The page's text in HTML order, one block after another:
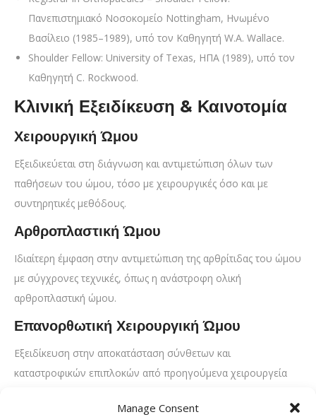
Manage Consent
Πανεπιστημιακό Νοσοκομείο Nottingham, Ηνωμένο
Βασίλειο (1985–1989), υπό τον Καθηγητή W.A. Wallace.
Shoulder Fellow: University of Texas, ΗΠΑ (1989), υπό τον
Καθηγητή C. Rockwood.
Κλινική Εξειδίκευση & Καινοτομία
Χειρουργική Ώμου
Εξειδικεύεται στη διάγνωση και αντιμετώπιση όλων των
παθήσεων του ώμου, τόσο με χειρουργικές όσο και με
συντηρητικές μεθόδους.
Αρθροπλαστική Ώμου
Ιδιαίτερη έμφαση στην αντιμετώπιση της αρθρίτιδας του ώμου
με σύγχρονες τεχνικές, όπως η ανάστροφη ολική
αρθροπλαστική ώμου.
Επανορθωτική Χειρουργική Ώμου
Εξειδίκευση στην αποκατάσταση σύνθετων και
καταστροφικών επιπλοκών από προηγούμενα χειρουργεία